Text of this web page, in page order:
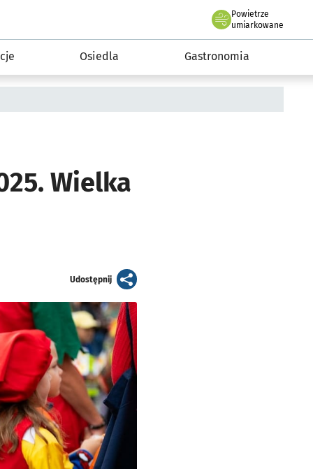
Powietrze
we Wrocławiu
umiarkowane
Osiedla Gastronomia
Wielka
Udostępnijartykuł